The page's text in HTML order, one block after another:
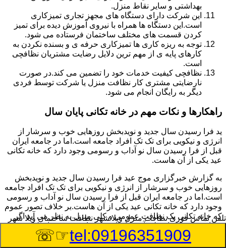
بهداشتی و سایر نقاط منزل.
این شرکت دارای دستگاه های مجهز تجاری تمیزکاری
است.این دستگاه ها همراه با نیروی آموزش دیده برای تمیز
کردن قسمت های مختلف ساختمان فرستاده می شود.
توجه به ریزه کاری ها تمیزکاری حرفه ی و بسنده نکردن به
کارهای پایه ی از مهم ترین دلایل رضایت مشتریان نظافچی
است.
نظافچی کیفیت خدمات خود را تضمین می کند.در صورت
نارضایتی مشتری کار نظافت منزل یا شرکت توسط فردی
دیگر به رایگان انجام می شود.
راهکارها و نکات مهم در خانه تکانی پایان سال
ید فرا رسیدن سال جدید و نویدبخش روزهایی خوب و سرشار از
انرژی و نیکویی برای تک تک افراد جامعه است.اما در جامعه ایران
قبل از فرا رسیدن سال نو آداب و رسومی وجود دارد که خانه تکانی
عید یکی از آن هاست.
به گزارش خبرگزاری موج عید فرا رسیدن سال جدید و نویدبخش
روزهایی خوب و سرشار از انرژی و نیکویی برای تک تک افراد جامعه
است.اما در جامعه ایران قبل از فرا رسیدن سال نو آداب و رسومی
وجود دارد که خانه تکانی عید یکی از آن هاست.بر خلاف تصور عموم
که خانه تکانی یک نظافت عمومی و کلی منزل به نظر می آید اگر
بخواهیم به طور اصولی آن را انجام دهیم باید به برخی از نکات توجه
بیشتر داشته باشیم.
تلفن تماس فورینظافت منزل ویلا شهر نظافت ساختمان ویلا شهر
tel:09196351909
☞☏